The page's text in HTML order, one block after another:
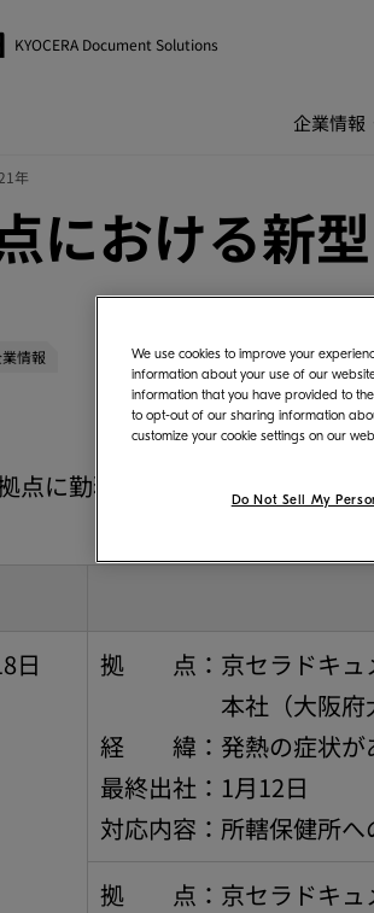
KYOCERA Document Solutions
企業情報
年
における新
情報
点に勤務する従業員が新型コロ
日
拠 点：京セラドキュ
本社（大阪府大
経 緯：発熱の症状があ
最終出社：1月12日
対応内容：所轄保健所へ
拠 点：京セラドキュ
We use cookies to improve your
information about your use of our
information that you have provided to
to opt-out of our sharing information
customize your cookie settings on our
Do Not Sell My